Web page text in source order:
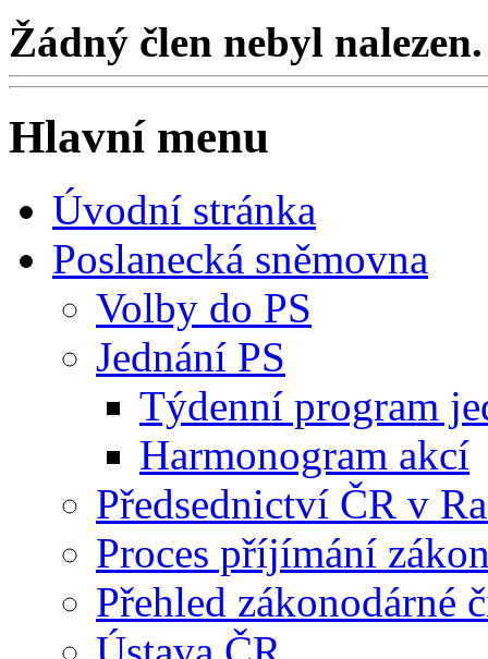
Žádný člen nebyl nalezen.
Hlavní menu
Úvodní stránka
Poslanecká sněmovna
Volby do PS
Jednání PS
Týdenní program
Harmonogram akcí
Předsednictví ČR v
Proces příjímání
Přehled zákonodárné